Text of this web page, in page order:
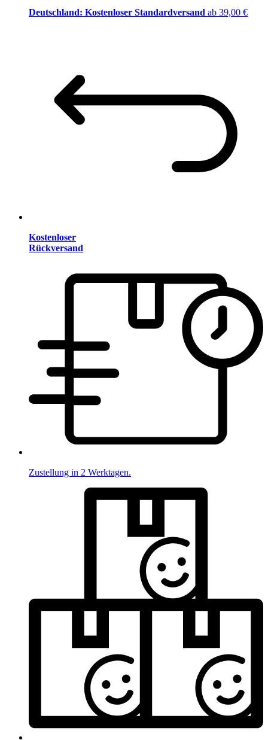
Deutschland: Kostenloser Standardversand ab 39,00 €
Kostenloser
Rückversand
Zustellung in 2 Werktagen.